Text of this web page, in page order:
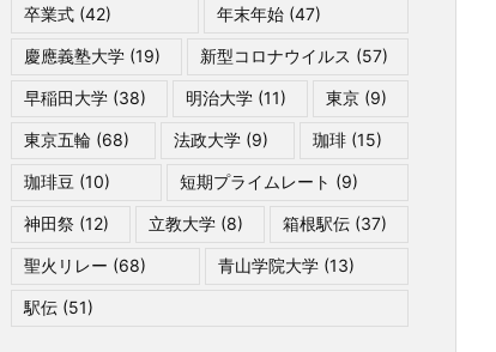
卒業式 (42) 年末年始 (47)
慶應義塾大学 (19) 新型コロナウイルス (57)
早稲田大学 (38) 明治大学 (11) 東京 (9)
東京五輪 (68) 法政大学 (9) 珈琲 (15)
珈琲豆 (10) 短期プライムレート (9)
神田祭 (12) 立教大学 (8) 箱根駅伝 (37)
聖火リレー (68) 青山学院大学 (13)
駅伝 (51)